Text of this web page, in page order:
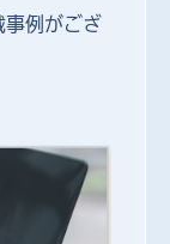
例がござ